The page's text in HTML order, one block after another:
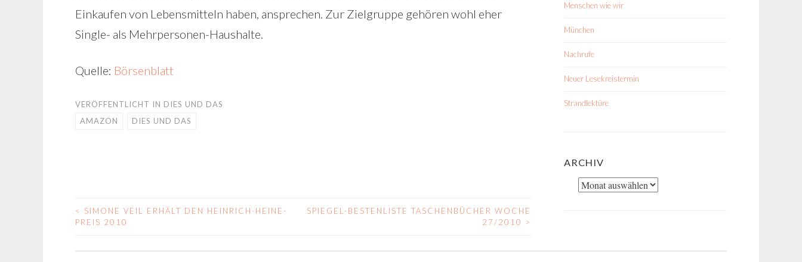
Einkaufen von Lebensmitteln haben, ansprechen. Zur Zielgruppe gehören wohl eher
Single- als Mehrpersonen-Haushalte.
Quelle: Börsenblatt
VERÖFFENTLICHT IN DIES UND DAS
AMAZON
DIES UND DAS
BEITRAGS-
<
SIMONE VEIL ERHÄLT DEN HEINRICH-HEINE-
PREIS 2010
SPIEGEL-BESTENLISTE TASCHENBÜCHER WOCHE
27/2010 >
Menschen wie wir
München
Nachrufe
Neuer Lesekreistermin
Strandlektüre
ARCHIV
Archiv